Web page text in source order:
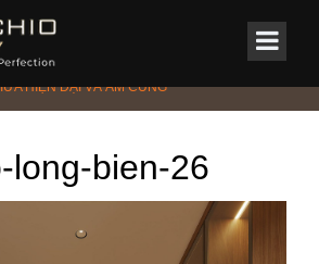
- DUPLEX
DUPLEX GREEN
HIỆN ĐẠI VÀ ẤM CÚNG
long-bien-26